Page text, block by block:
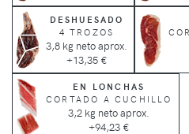
DESHUESADO
4 TROZOS
3,8 kg neto aprox.
+13,35 €
EN LONCHAS
CORTADO A CUCHILLO
3,2 kg neto aprox.
+94,23 €